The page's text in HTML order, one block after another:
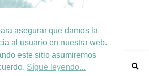
asegurar que damos la
al usuario en nuestra web.
este sitio asumiremos
Sígue leyendo...